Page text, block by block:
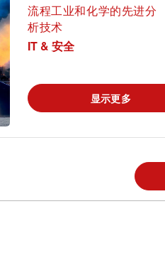
流程工业和化学的先进分
析技术
IT & 安全
显示更多
首次使用？很高兴
工作机会